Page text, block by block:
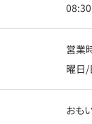
営業
曜日/
おも